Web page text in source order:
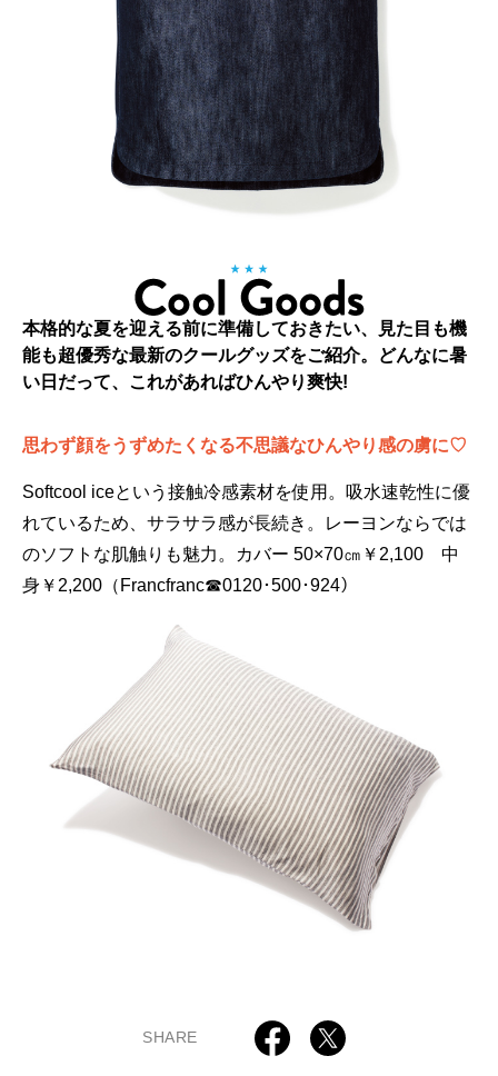
本格的な夏を迎える前に準備しておきたい、見た目も機
能も超優秀な最新のクールグッズをご紹介。どんなに暑
い日だって、これがあればひんやり爽快!
思わず顔をうずめたくなる不思議なひんやり感の虜に♡
Softcool iceという接触冷感素材を使用。吸水速乾性に優
れているため、サラサラ感が長続き。レーヨンならでは
のソフトな肌触りも魅力。カバー 50×70㎝￥2,100 中
身￥2,200（Francfranc☎0120･500･924）
SHARE